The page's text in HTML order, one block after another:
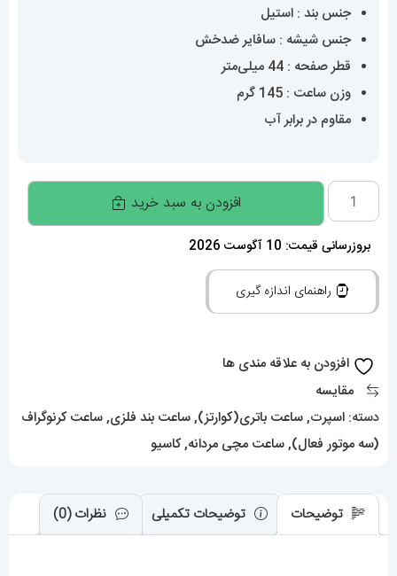
جنس بند : استیل
جنس شیشه : سافایر ضدخش
قطر صفحه : 44 میلی‌متر
وزن ساعت : 145 گرم
مقاوم در برابر آب
ساعت
کاسیو
جیشاک
مردانه
Casio
shock
021288
عدد
افزودن به سبد خرید
بروزرسانی قیمت: 10 آگوست 2026
راهنمای اندازه گیری
افزودن به علاقه مندی ها
مقایسه
دسته: اسپرت,ساعت باتری(کوارتز),ساعت بند فلزی,ساعت کرنوگراف
(سه موتور فعال),ساعت مچی مردانه,کاسیو
توضیحات توضیحات تکمیلی نظرات (0)